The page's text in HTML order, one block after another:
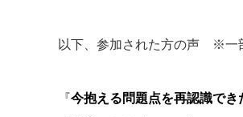
以下、参加された方の声 ※一
『今抱える問題点を再認識でき